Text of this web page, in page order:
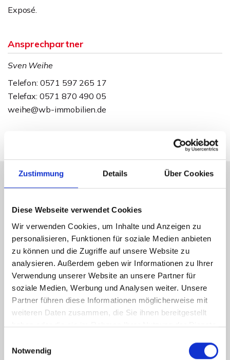
Zustimmung Details Über Cookies
Diese Webseite verwendet Cookies
Wir verwenden Cookies, um Inhalte und Anzeigen zu
personalisieren, Funktionen für soziale Medien anbieten
zu können und die Zugriffe auf unsere Website zu
analysieren. Außerdem geben wir Informationen zu Ihrer
Verwendung unserer Website an unsere Partner für
soziale Medien, Werbung und Analysen weiter. Unsere
Partner führen diese Informationen möglicherweise mit
weiteren Daten zusammen, die Sie ihnen bereitgestellt
haben oder die sie im Rahmen Ihrer Nutzung der Dienste
Notwendig
Exposé.
Ansprechpartner
Sven Weihe
Telefon: 0571 597 265 17
Telefax: 0571 870 490 05
weihe@wb-immobilien.de
70 kWh / (m²*a)
Energieverbrauchskennwert
Weitere Informationen
Wesentlicher Energieträger